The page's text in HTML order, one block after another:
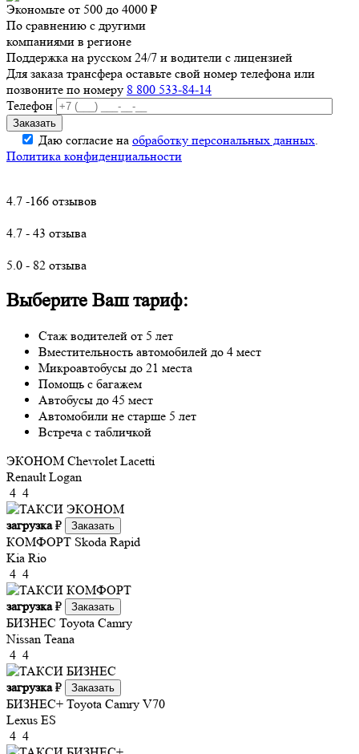
Экономьте от 500 до 4000 ₽
По сравнению с другими
компаниями в регионе
Поддержка на русском 24/7 и водители с лицензией
Для заказа трансфера оставьте свой номер телефона или
позвоните по номеру 8 800 533-84-14
Телефон
Даю согласие на обработку персональных данных.
Политика конфиденциальности
4.7 -166 отзывов
4.7 - 43 отзыва
5.0 - 82 отзыва
Выберите Ваш тариф:
Стаж водителей от 5 лет
Вместительность автомобилей до 4 мест
Микроавтобусы до 21 места
Помощь с багажем
Автобусы до 45 мест
Автомобили не старше 5 лет
Встреча с табличкой
ЭКОНОМ Chevrolet Lacetti
Renault Logan
4 4
загрузка₽ Заказать
КОМФОРТ Skoda Rapid
Kia Rio
4 4
загрузка₽ Заказать
БИЗНЕС Toyota Camry
Nissan Teana
4 4
загрузка₽ Заказать
БИЗНЕС+ Toyota Camry V70
Lexus ES
4 4